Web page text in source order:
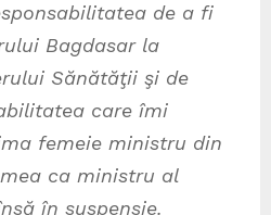
de a fi
Bagdasar la
Sănătăţii şi de
care îmi
femeie ministru din
ca ministru al
în suspensie.